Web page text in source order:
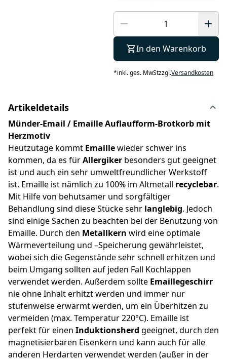
In den Warenkorb
*inkl. ges. MwStzzgl.Versandkosten
Artikeldetails
Münder-Email / Emaille Auflaufform-Brotkorb mit
Herzmotiv
Heutzutage kommt Emaillewieder schwer ins
kommen, da es fürAllergiker besonders gut geeignet
ist und auch ein sehr umweltfreundlicher Werkstoff
ist. Emaille ist nämlich zu 100% im Altmetall recyclebar.
Mit Hilfe von behutsamer und sorgfältiger
Behandlung sind diese Stücke sehr langlebig. Jedoch
sind einige Sachen zu beachten bei der Benutzung von
Emaille. Durch den Metallkern wird eine optimale
Wärmeverteilung und –Speicherung gewährleistet,
wobei sich die Gegenstände sehr schnell erhitzen und
beim Umgang sollten auf jeden Fall Kochlappen
verwendet werden. Außerdem sollte Emaillegeschirr
nie ohne Inhalt erhitzt werden und immer nur
stufenweise erwärmt werden, um ein Überhitzen zu
vermeiden (max. Temperatur 220°C). Emaille ist
perfekt für einen Induktionsherd geeignet, durch den
magnetisierbaren Eisenkern und kann auch für alle
anderen Herdarten verwendet werden (außer in der